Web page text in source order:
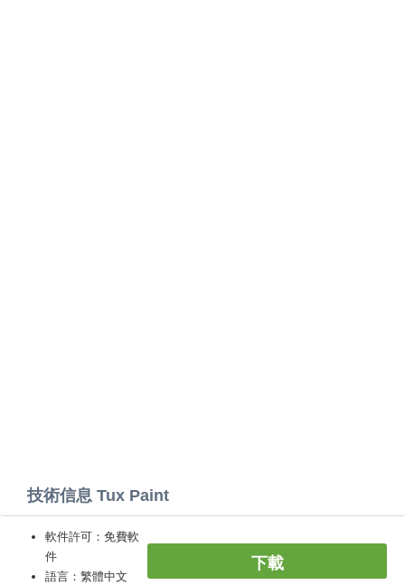
技術信息 Tux Paint
下載
軟件許可：免費軟
件
語言：繁體中文